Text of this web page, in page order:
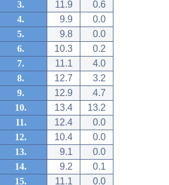
3.
11.9
0.6
4.
9.9
0.0
5.
9.8
0.0
6.
10.3
0.2
7.
11.1
4.0
8.
12.7
3.2
9.
12.9
4.7
10.
13.4
13.2
11.
12.4
0.0
12.
10.4
0.0
13.
9.1
0.0
14.
9.2
0.1
15.
11.1 0.0